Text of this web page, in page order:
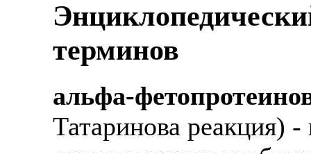
терминов
альфа-
Татаринова реакция)